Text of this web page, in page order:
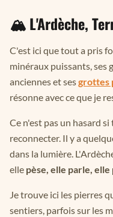
🏔️ L'Ardèche,
C'est ici que tout a pris
minéraux puissants, ses
anciennes et sesgrottes
résonne avec ce que je
Ce n'est pas un hasard
reconnecter. Il y a
dans la lumière.
elle pèse, elle parle, elle
Je trouve ici les pierres
sentiers, parfois sur les